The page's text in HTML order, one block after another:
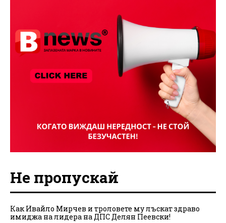
Не пропускай
Как Ивайло Мирчев и троловете му лъскат здраво
имиджа на лидера на ДПС Делян Пеевски!